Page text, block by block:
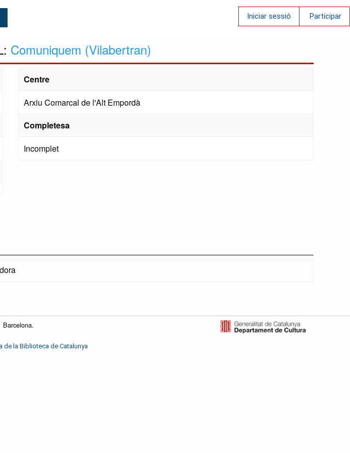
Iniciar sessió Participar
Comuniquem (Vilabertran)
Centre
Arxiu Comarcal de l'Alt Empordà
Completesa
Incomplet
Barcelona.
la Biblioteca de Catalunya